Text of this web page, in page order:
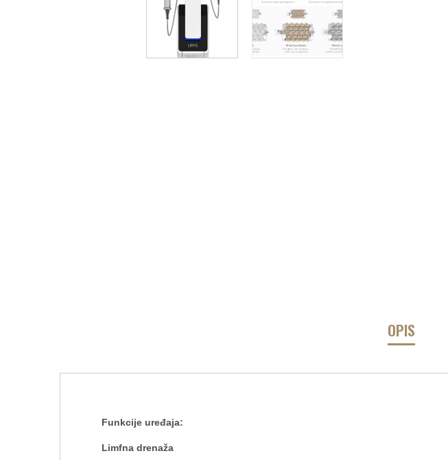
OPIS
Funkcije uređaja:
Limfna drenaža